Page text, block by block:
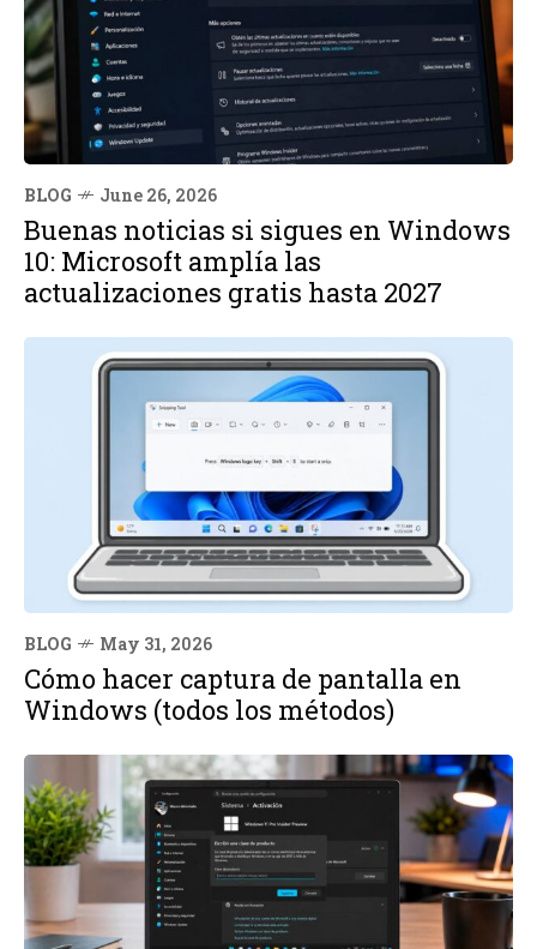
BLOG June 26, 2026
Buenas noticias si sigues en Windows
10: Microsoft amplía las
actualizaciones gratis hasta 2027
BLOG May 31, 2026
Cómo hacer captura de pantalla en
Windows (todos los métodos)